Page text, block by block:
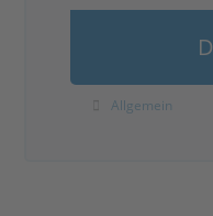
Allgemein